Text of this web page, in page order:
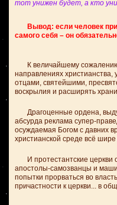
тот унижен будет, а кто
Вывод: если человек
самого себя – он
К величайшему
направлениях
отцами, святейшими,
воскрылия и расширять
Драгоценные ордена,
абсурда реклама супер-
осуждаемая Богом с давних
христианской среде всё
И протестантские церкви
апостолы-самозванцы и
попытки прорваться во
причастности к церкви... в